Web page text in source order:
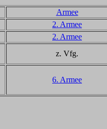
Armee
2. Armee
2. Armee
z. Vfg.
6. Armee